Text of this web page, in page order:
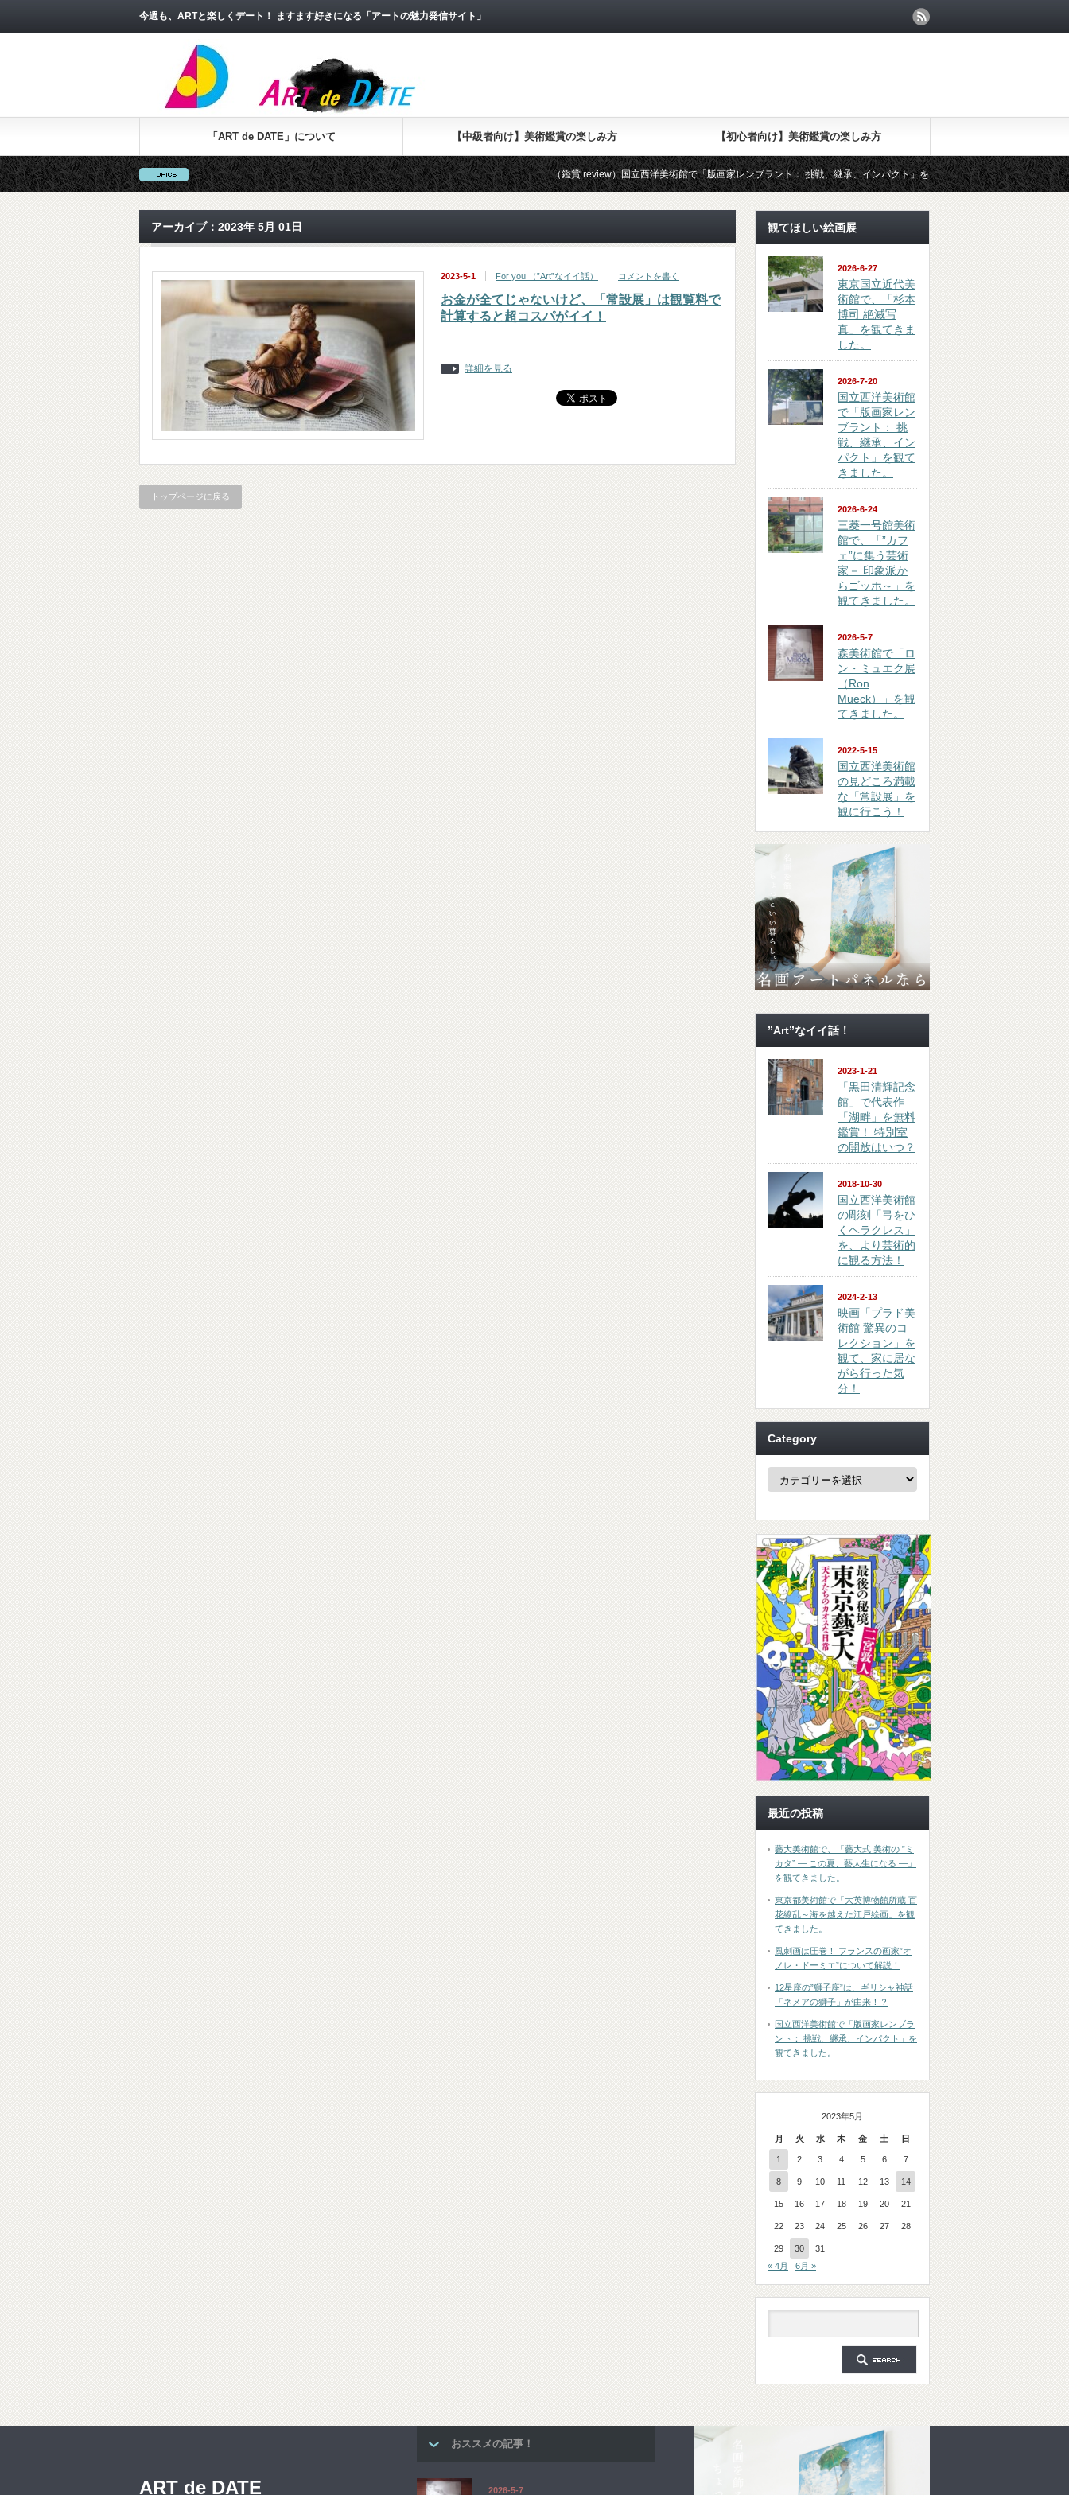
今週も、ARTと楽しくデート！ ますます好きになる「アートの魅力発信サイト」
「ART de DATE」について 【中級者向け】美術鑑賞の楽しみ方 【初心者向け】美術鑑賞の楽しみ方
（鑑賞 review）国立西洋美術館で「版画家レンブラント： 挑戦、継承、インパクト」を観てきました （鑑賞 review
アーカイブ：2023年 5月 01日
2023-5-1 For you （”Art”なイイ話） コメントを書く
お金が全てじゃないけど、「常設展」は観覧料で
計算すると超コスパがイイ！
…
詳細を見る
トップページに戻る
観てほしい絵画展
2026-6-27
東京国立近代美
術館で、「杉本
博司 絶滅写
真」を観てきま
した。
2026-7-20
国立西洋美術館
で「版画家レン
ブラント： 挑
戦、継承、イン
パクト」を観て
きました。
2026-6-24
三菱一号館美術
館で、「”カフ
ェ”に集う芸術
家－ 印象派か
らゴッホ～」を
観てきました。
2026-5-7
森美術館で「ロ
ン・ミュエク展
（Ron
Mueck）」を観
てきました。
2022-5-15
国立西洋美術館
の見どころ満載
な「常設展」を
観に行こう！
”Art”なイイ話！
2023-1-21
「黒田清輝記念
館」で代表作
「湖畔」を無料
鑑賞！ 特別室
の開放はいつ？
2018-10-30
国立西洋美術館
の彫刻「弓をひ
くヘラクレス」
を、より芸術的
に観る方法！
2024-2-13
映画「プラド美
術館 驚異のコ
レクション」を
観て、家に居な
がら行った気
分！
Category
Category
最近の投稿
藝大美術館で、「藝大式 美術の ”ミ
カタ” ― この夏、藝大生になる ―」
を観てきました。
東京都美術館で「大英博物館所蔵 百
花繚乱～海を越えた江戸絵画」を観
てきました。
風刺画は圧巻！ フランスの画家”オ
ノレ・ドーミエ”について解説！
12星座の”獅子座”は、ギリシャ神話
「ネメアの獅子」が由来！？
国立西洋美術館で「版画家レンブラ
ント： 挑戦、継承、インパクト」を
観てきました。
2023年5月
月 火 水 木 金 土 日
1 2 3 4 5 6 7
8 9 10 11 12 13 14
15 16 17 18 19 20 21
22 23 24 25 26 27 28
29 30
31
« 4月
6月 »
おススメの記事！
2026-5-7
ART de DATE